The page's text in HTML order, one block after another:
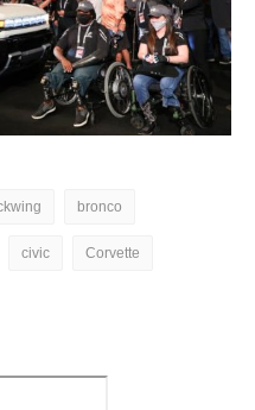
bronco
civic Corvette